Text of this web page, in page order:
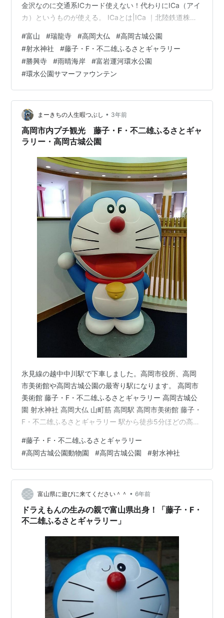
金沢なのに交通系ICカード使えない！代わりにICa（アイ
カ）というものが使える。 ICaとは|ICa ｜北陸鉄道株式
入。 9時27分に金沢駅発のIRいしかわ鉄道線・あいの風
とやま鉄道線で約40分、10時06分に高岡駅に到着。 IR
いしかわ鉄道株式会社 あいの風とやま鉄道 | Ainokaze
Toyama Railway 途中、倶利伽羅駅があった。 倶利伽羅
峠の戦いはこの辺りな…
#富山 #瑞龍寺 #高岡大仏 #高岡古城公園
#射水神社 #藤子・F・不二雄ふるさとギャラリー
#勝興寺 #雨晴海岸 #富岩運河環水公園
#環水公園サマーファウンテン
まーきちの人生暇つぶし • 3年前
高岡市内プチ観光 藤子・F・不二雄ふるさとギャ
ラリー・高岡古城公園
氷見線の越中中川駅で下車しました。高岡市役所、高岡
市美術館や高岡古城公園の最寄り駅になります。 高岡市
美術館 藤子・F・不二雄ふるさとギャラリー 高岡古城公
園 射水神社 高岡大仏 山町筋 高岡駅 高岡市美術館 藤子・
F・不二雄ふるさとギャラリー 駅から徒歩5分ほどの高岡
ります。 漫画家の藤子・F・不二雄（藤本弘）先生の出
身地が、この高岡だったんですね。 藤子不二雄A（安孫
子素雄）先生は氷見が出身で、家庭の事情で高岡に引っ
越してきてF先生と知り合ったそうです。 二人の天才の
運命的な出会いですね。 その後1954年に上京して、トキ
ワ荘を経て、19…
#藤子・F・不二雄ふるさとギャラリー
#高岡古城公園動物園 #高岡古城公園 #射水神社
富山県に遊びに来てください＾＾ • 6年前
ドラえもんの生みの親で富山県出身！「藤子・F・
不二雄ふるさとギャラリー」